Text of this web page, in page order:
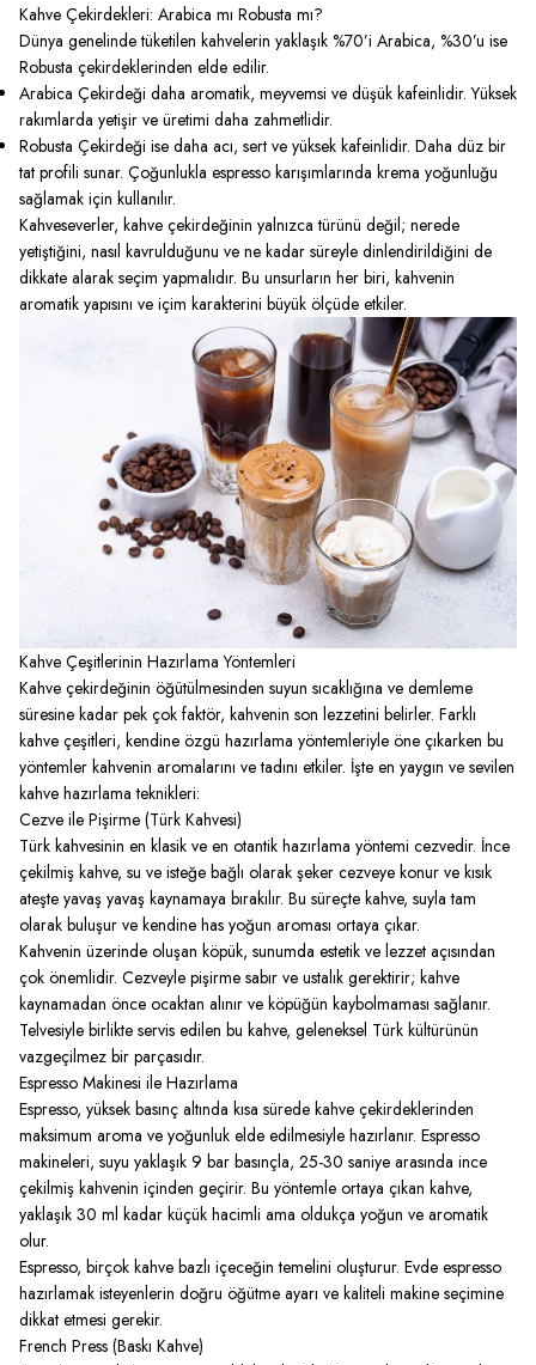
Kahve Çekirdekleri: Arabica mı Robusta mı?
Dünya genelinde tüketilen kahvelerin yaklaşık %70’i Arabica, %30’u ise
Robusta çekirdeklerinden elde edilir.
Arabica Çekirdeği daha aromatik, meyvemsi ve düşük kafeinlidir. Yüksek
rakımlarda yetişir ve üretimi daha zahmetlidir.
Robusta Çekirdeği ise daha acı, sert ve yüksek kafeinlidir. Daha düz bir
tat profili sunar. Çoğunlukla espresso karışımlarında krema yoğunluğu
sağlamak için kullanılır.
Kahveseverler, kahve çekirdeğinin yalnızca türünü değil; nerede
yetiştiğini, nasıl kavrulduğunu ve ne kadar süreyle dinlendirildiğini de
dikkate alarak seçim yapmalıdır. Bu unsurların her biri, kahvenin
aromatik yapısını ve içim karakterini büyük ölçüde etkiler.
Kahve Çeşitlerinin Hazırlama Yöntemleri
Kahve çekirdeğinin öğütülmesinden suyun sıcaklığına ve demleme
süresine kadar pek çok faktör, kahvenin son lezzetini belirler. Farklı
kahve çeşitleri, kendine özgü hazırlama yöntemleriyle öne çıkarken bu
yöntemler kahvenin aromalarını ve tadını etkiler. İşte en yaygın ve sevilen
kahve hazırlama teknikleri:
Cezve ile Pişirme (Türk Kahvesi)
Türk kahvesinin en klasik ve en otantik hazırlama yöntemi cezvedir. İnce
çekilmiş kahve, su ve isteğe bağlı olarak şeker cezveye konur ve kısık
ateşte yavaş yavaş kaynamaya bırakılır. Bu süreçte kahve, suyla tam
olarak buluşur ve kendine has yoğun aroması ortaya çıkar.
Kahvenin üzerinde oluşan köpük, sunumda estetik ve lezzet açısından
çok önemlidir. Cezveyle pişirme sabır ve ustalık gerektirir; kahve
kaynamadan önce ocaktan alınır ve köpüğün kaybolmaması sağlanır.
Telvesiyle birlikte servis edilen bu kahve, geleneksel Türk kültürünün
vazgeçilmez bir parçasıdır.
Espresso Makinesi ile Hazırlama
Espresso, yüksek basınç altında kısa sürede kahve çekirdeklerinden
maksimum aroma ve yoğunluk elde edilmesiyle hazırlanır. Espresso
makineleri, suyu yaklaşık 9 bar basınçla, 25-30 saniye arasında ince
çekilmiş kahvenin içinden geçirir. Bu yöntemle ortaya çıkan kahve,
yaklaşık 30 ml kadar küçük hacimli ama oldukça yoğun ve aromatik
olur.
Espresso, birçok kahve bazlı içeceğin temelini oluşturur. Evde espresso
hazırlamak isteyenlerin doğru öğütme ayarı ve kaliteli makine seçimine
dikkat etmesi gerekir.
French Press (Baskı Kahve)